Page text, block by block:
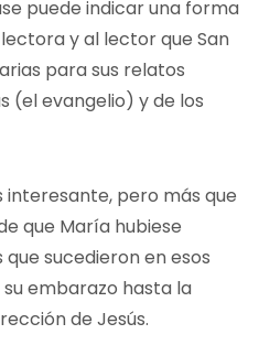
puede indicar una forma
y al lector que San
para sus relatos
(el evangelio) y de los
interesante, pero más que
que María hubiese
sucedieron en esos
embarazo hasta la
de Jesús.